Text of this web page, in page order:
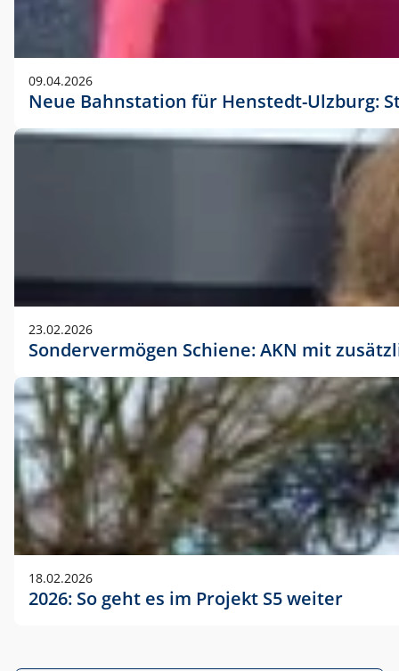
09.04.2026
Neue Bahnstation für Henstedt-Ulzburg:
23.02.2026
Sondervermögen Schiene: AKN mit
18.02.2026
2026: So geht es im Projekt S5 weiter